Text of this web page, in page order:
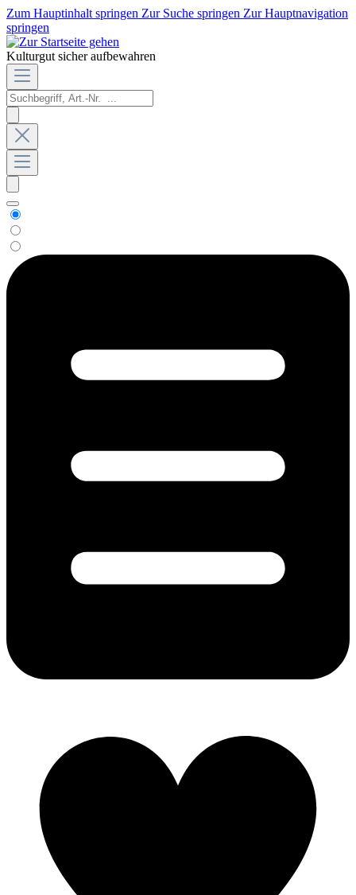
Zum Hauptinhalt springen Zur Suche springen Zur Hauptnavigation
springen
Kulturgut sicher aufbewahren